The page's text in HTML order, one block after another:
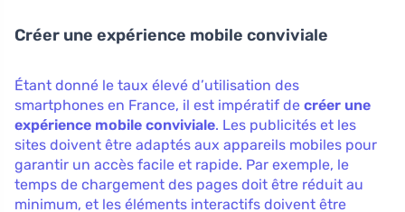
Créer une expérience mobile conviviale
Étant donné le taux élevé d’utilisation des
smartphones en France, il est impératif de créer une
expérience mobile conviviale. Les publicités et les
sites doivent être adaptés aux appareils mobiles pour
garantir un accès facile et rapide. Par exemple, le
temps de chargement des pages doit être réduit au
minimum, et les éléments interactifs doivent être